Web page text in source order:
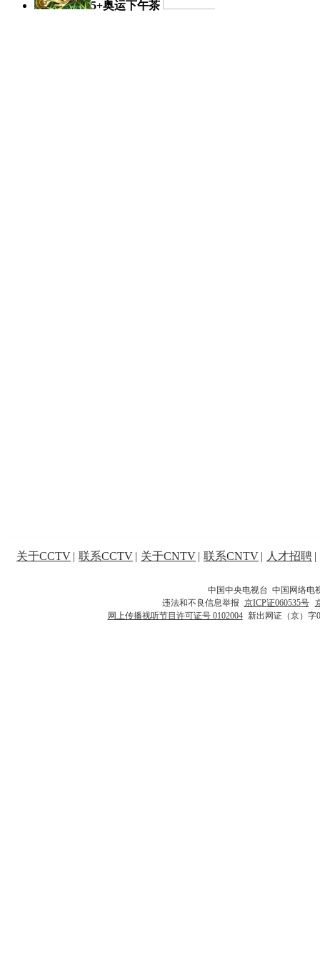
5+奥运下午茶
关于CCTV | 联系CCTV | 关于CNTV | 联系CNTV | 人才招聘 |
中国中央电视台 中国网络电
违法和不良信息举报 京ICP证060535号
网上传播视听节目许可证号 0102004 新出网证（京）